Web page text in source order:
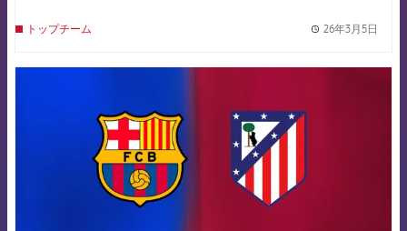
トップチーム 26年3月5日